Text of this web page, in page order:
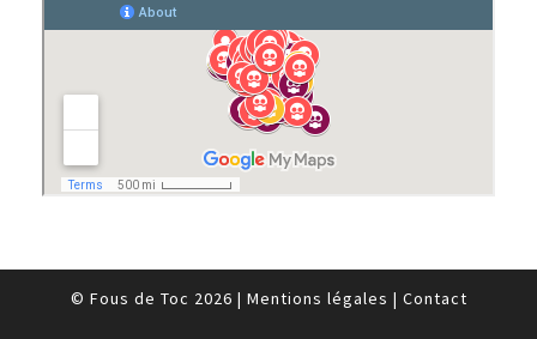
© Fous de Toc 2026 | Mentions légales | Contact